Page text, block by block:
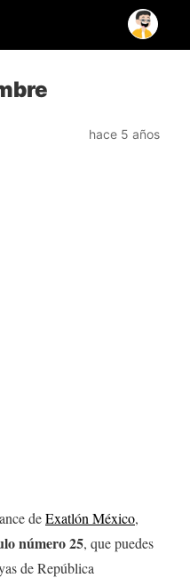
hace 5 años
deExatlón México,
número 25, que puedes
de República